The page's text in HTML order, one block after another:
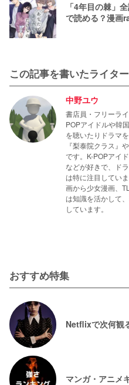
「4年目の棘」
で読める？漫画
この記事を書いたライター
中野ユウ
書店員・フリーラ
POPアイドルや韓
を聴いたりドラマ
『梨泰院クラス』
です。K-POPアイ
などが好きで、ド
は特に注目してい
画から少女漫画、
は知識を活かして
しています。
おすすめ特集
Netflixで次何観
マンガ・アニメ